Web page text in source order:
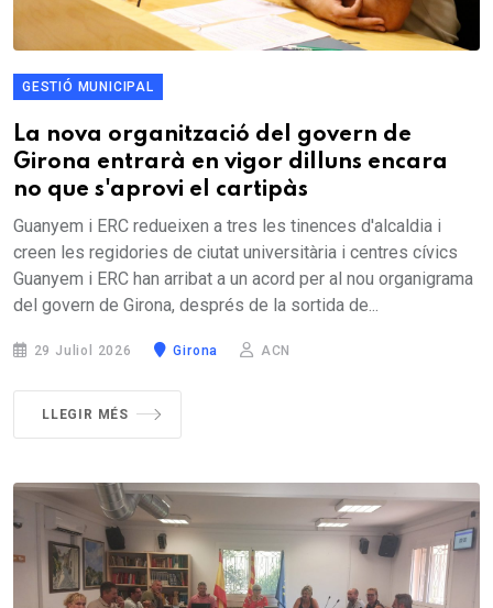
GESTIÓ MUNICIPAL
La nova organització del govern de
Girona entrarà en vigor dilluns encara
no que s'aprovi el cartipàs
Guanyem i ERC redueixen a tres les tinences d'alcaldia i
creen les regidories de ciutat universitària i centres cívics
Guanyem i ERC han arribat a un acord per al nou organigrama
del govern de Girona, després de la sortida de...
29 Juliol 2026 Girona ACN
LLEGIR MÉS